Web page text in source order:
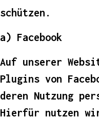
schützen.
a) Facebook
Auf unserer
Plugins von
deren Nutzung
Hierfür nutzen